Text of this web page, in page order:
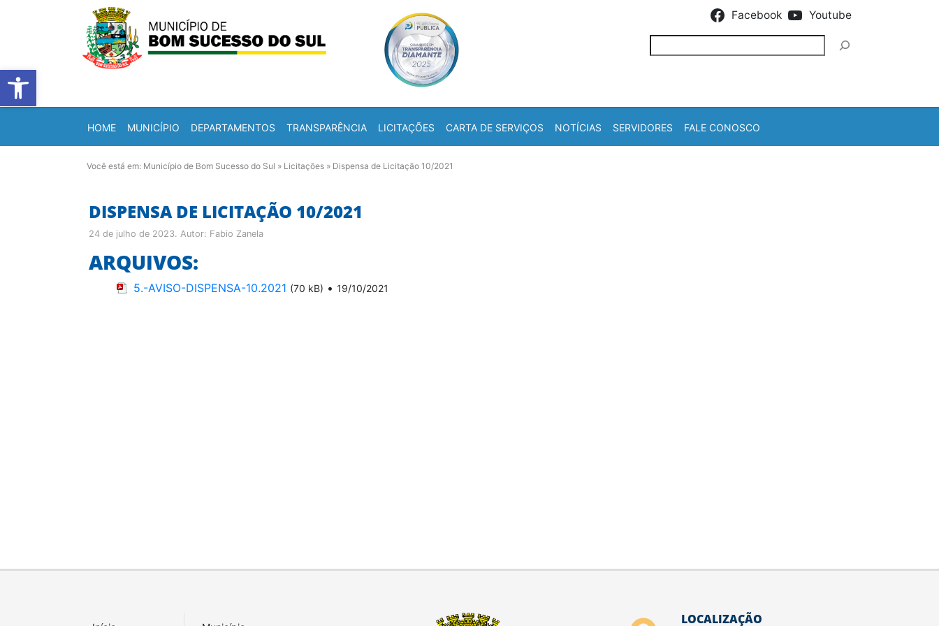
Barra de Ferramentas Aberta
Facebook Youtube
HOME MUNICÍPIO DEPARTAMENTOS TRANSPARÊNCIA LICITAÇÕES CARTA DE SERVIÇOS NOTÍCIAS SERVIDORES FALE CONOSCO
Você está em: Município de Bom Sucesso do Sul » Licitações » Dispensa de Licitação 10/2021
DISPENSA DE LICITAÇÃO 10/2021
24 de julho de 2023. Autor: Fabio Zanela
ARQUIVOS:
5.-AVISO-DISPENSA-10.2021 (70 kB) • 19/10/2021
LOCALIZAÇÃO